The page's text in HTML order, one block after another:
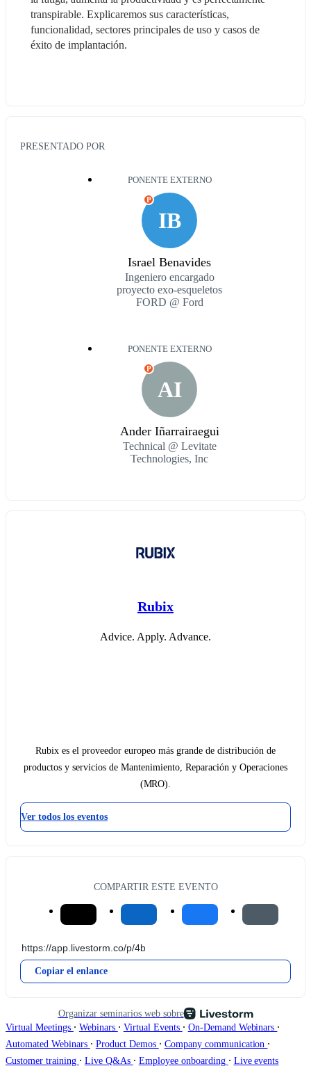
transpirable. Explicaremos sus características,
funcionalidad, sectores principales de uso y casos de
éxito de implantación.
PRESENTADO POR
PONENTE EXTERNO
IB
P
Israel Benavides
Ingeniero encargado
proyecto exo-esqueletos
FORD @ Ford
PONENTE EXTERNO
AI
P
Ander Iñarrairaegui
Technical @ Levitate
Technologies, Inc
Rubix
Advice. Apply. Advance.
Rubix es el proveedor europeo más grande de distribución de
productos y servicios de Mantenimiento, Reparación y Operaciones
(MRO).
Ver todos los eventos
COMPARTIR ESTE EVENTO
Copiar el enlance
Organizar seminarios web sobre
Virtual Meetings ∙ Webinars ∙ Virtual Events ∙ On-Demand Webinars ∙
Automated Webinars ∙ Product Demos ∙ Company communication ∙
Customer training ∙ Live Q&As ∙ Employee onboarding ∙ Live events